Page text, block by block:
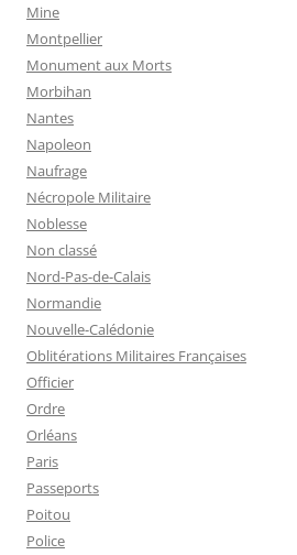
Mine
Montpellier
Monument aux Morts
Morbihan
Nantes
Napoleon
Naufrage
Nécropole Militaire
Noblesse
Non classé
Nord-Pas-de-Calais
Normandie
Nouvelle-Calédonie
Oblitérations Militaires Françaises
Officier
Ordre
Orléans
Paris
Passeports
Poitou
Police